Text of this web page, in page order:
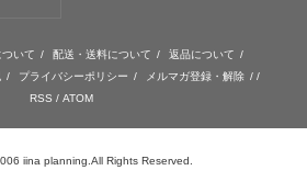
いて / 配送・送料について / 返品について /
/ プライバシーポリシー / メルマガ登録・解除 / /
RSS / ATOM
iina planning.All Rights Reserved.